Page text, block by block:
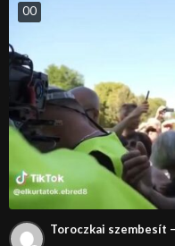
00
Toroczkai szembesít